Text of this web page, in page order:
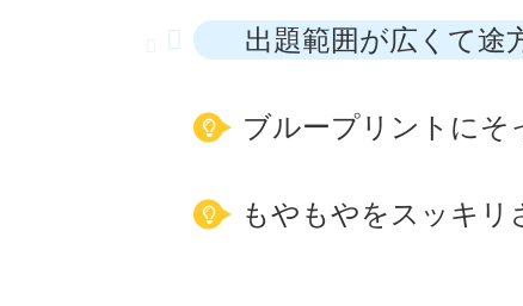
出題範囲が広くて途
ブループリントにそ
もやもやをスッキリ